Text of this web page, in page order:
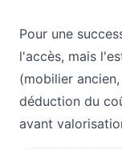
Pour une
l'accès, mais
(mobilier
déduction du
avant